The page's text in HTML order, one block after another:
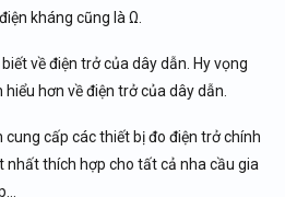
kháng cũng là Ω.
về điện trở của dây dẫn. Hy vọng
hơn về điện trở của dây dẫn.
cung cấp các thiết bị đo điện trở chính
nhất thích hợp cho tất cả nha cầu gia